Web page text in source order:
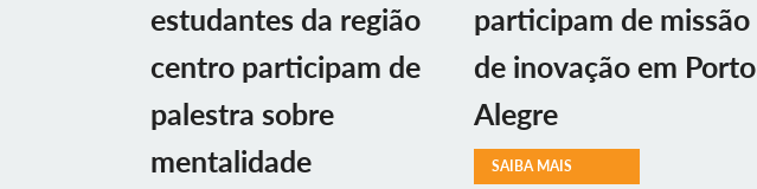
estudantes da região
centro participam de
palestra sobre
mentalidade
participam de missão
de inovação em Porto
Alegre
SAIBA MAIS